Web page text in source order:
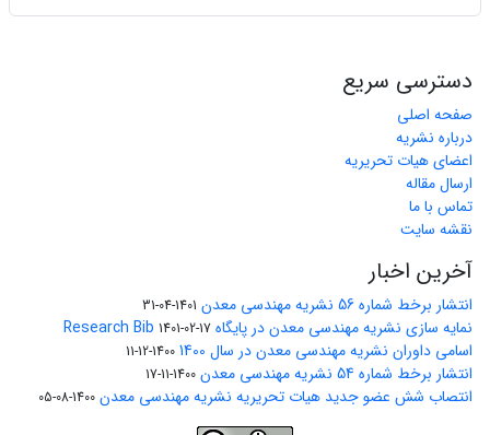
دسترسی سریع
صفحه اصلی
درباره نشریه
اعضای هیات تحریریه
ارسال مقاله
تماس با ما
نقشه سایت
آخرین اخبار
انتشار برخط شماره 56 نشریه مهندسی معدن 1401-04-31
نمایه سازی نشریه مهندسی معدن در پایگاه Research Bib 1401-02-17
اسامی داوران نشریه مهندسی معدن در سال 1400 1400-12-11
انتشار برخط شماره 54 نشریه مهندسی معدن 1400-11-17
انتصاب شش عضو جدید هیات تحریریه نشریه مهندسی معدن 1400-08-05